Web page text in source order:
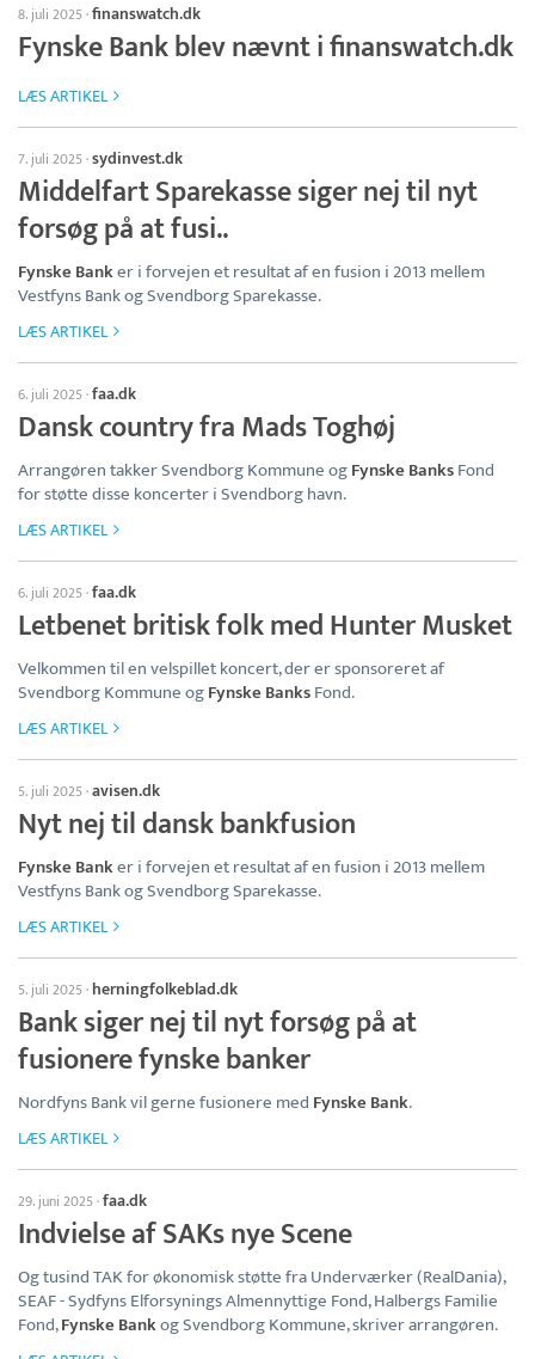
8. juli 2025·finanswatch.dk
Fynske Bank blev nævnt i finanswatch.dk
LÆS ARTIKEL
7. juli 2025·sydinvest.dk
Middelfart Sparekasse siger nej til nyt
forsøg på at fusi..
Fynske Banker i forvejen et resultat af en fusion i 2013 mellem
Vestfyns Bank og Svendborg Sparekasse.
LÆS ARTIKEL
6. juli 2025·faa.dk
Dansk country fra Mads Toghøj
Arrangøren takker Svendborg Kommune ogFynske BanksFond
for støtte disse koncerter i Svendborg havn.
LÆS ARTIKEL
6. juli 2025·faa.dk
Letbenet britisk folk med Hunter Musket
Velkommen til en velspillet koncert, der er sponsoreret af
Svendborg Kommune ogFynske BanksFond.
LÆS ARTIKEL
5. juli 2025·avisen.dk
Nyt nej til dansk bankfusion
Fynske Banker i forvejen et resultat af en fusion i 2013 mellem
Vestfyns Bank og Svendborg Sparekasse.
LÆS ARTIKEL
5. juli 2025· herningfolkeblad.dk
Bank siger nej til nyt forsøg på at
fusionere fynske banker
Nordfyns Bank vil gerne fusionere med Fynske Bank.
LÆS ARTIKEL
29. juni 2025·faa.dk
Indvielse af SAKs nye Scene
Og tusind TAK for økonomisk støtte fra Underværker (RealDania),
SEAF - Sydfyns Elforsynings Almennyttige Fond, Halbergs Familie
Fond,Fynske Bankog Svendborg Kommune, skriver arrangøren.